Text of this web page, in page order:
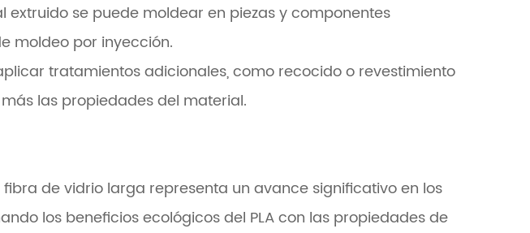
extruido se puede moldear en piezas y componentes
moldeo por inyección.
tratamientos adicionales, como recocido o revestimiento
las propiedades del material.
fibra de vidrio larga representa un avance significativo en los
los beneficios ecológicos del PLA con las propiedades de